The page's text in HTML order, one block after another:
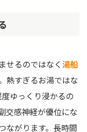
せるのではなく湯船
熱すぎるお湯ではな
ゆっくり浸かるの
交感神経が優位にな
ながります。長時間